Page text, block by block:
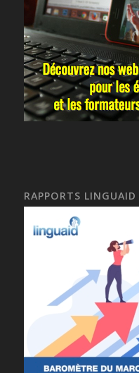
RAPPORTS LINGUAID